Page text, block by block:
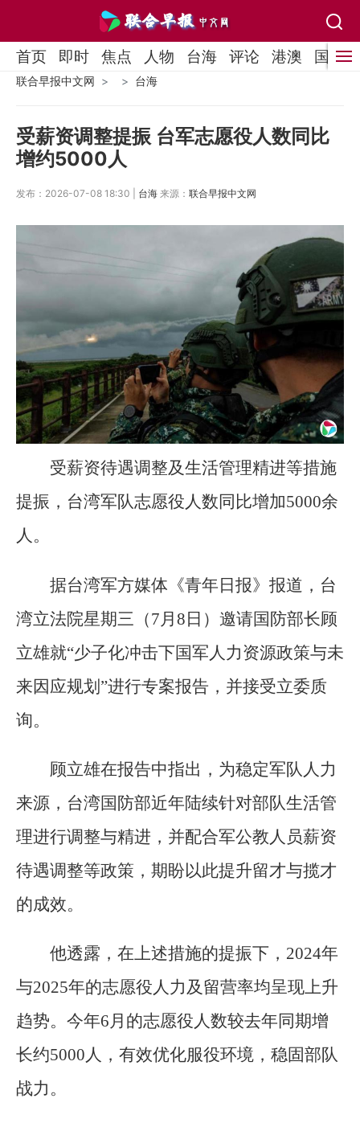
首页 即时 焦点 人物 台海 评论 港澳 国际
联合早报中文网 台海
受薪资调整提振 台军志愿役人数同比
增约5000人
发布：2026-07-08 18:30 | 台海 来源： 联合早报中文网
受薪资待遇调整及生活管理精进等措施
提振，台湾军队志愿役人数同比增加5000余
人。
据台湾军方媒体《青年日报》报道，台
湾立法院星期三（7月8日）邀请国防部长顾
立雄就“少子化冲击下国军人力资源政策与未
来因应规划”进行专案报告，并接受立委质
询。
顾立雄在报告中指出，为稳定军队人力
来源，台湾国防部近年陆续针对部队生活管
理进行调整与精进，并配合军公教人员薪资
待遇调整等政策，期盼以此提升留才与揽才
的成效。
他透露，在上述措施的提振下，2024年
与2025年的志愿役人力及留营率均呈现上升
趋势。今年6月的志愿役人数较去年同期增
长约5000人，有效优化服役环境，稳固部队
战力。